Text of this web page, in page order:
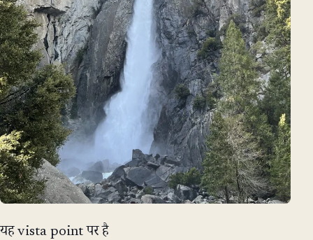
यह vista point पर है